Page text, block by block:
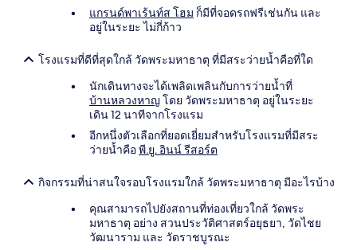
แกรนด์พาเร้นท์ส โฮม ก็มีที่จอดรถฟรีเช่นกัน และ
อยู่ในระยะ ไม่กี่ก้าว
โรงแรมที่ดีที่สุดใกล้ วัดพระมหาธาตุ ที่มีสระว่ายน้ำคือที่ใด
นักเดินทางจะได้เพลิดเพลินกับการว่ายน้ำที่
บ้านหลวงหาญ โดย วัดพระมหาธาตุ อยู่ในระยะ
เดิน 12 นาทีจากโรงแรม
อีกหนึ่งตัวเลือกที่ยอดเยี่ยมสำหรับโรงแรมที่มีสระ
ว่ายน้ำคือพี.ยู. อินน์ รีสอร์ต
กิจกรรมที่น่าสนใจรอบโรงแรมใกล้ วัดพระมหาธาตุ มีอะไรบ้าง
คุณสามารถไปยังสถานที่ท่องเที่ยวใกล้ วัดพระ
มหาธาตุ อย่าง สวนประวัติศาสตร์อยุธยา, วัดไชย
วัฒนาราม และ วัดราชบูรณะ